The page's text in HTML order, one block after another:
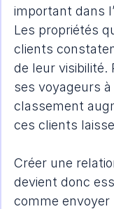
important dans
Les propriétés
clients
de leur visibilité.
ses voyageurs
classement
ces clients
Créer une
devient donc
comme